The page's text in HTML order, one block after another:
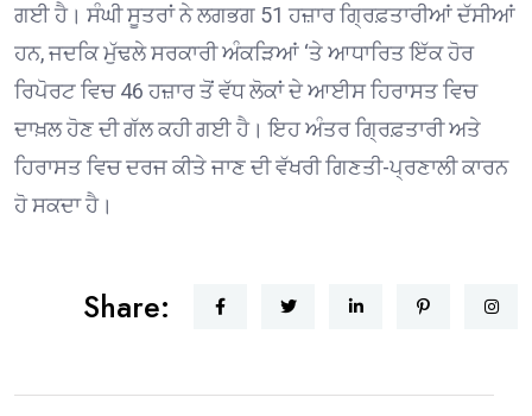
ਗਈ ਹੈ। ਸੰਘੀ ਸੂਤਰਾਂ ਨੇ ਲਗਭਗ 51 ਹਜ਼ਾਰ ਗ੍ਰਿਫ਼ਤਾਰੀਆਂ ਦੱਸੀਆਂ
ਹਨ, ਜਦਕਿ ਮੁੱਢਲੇ ਸਰਕਾਰੀ ਅੰਕੜਿਆਂ ‘ਤੇ ਆਧਾਰਿਤ ਇੱਕ ਹੋਰ
ਰਿਪੋਰਟ ਵਿਚ 46 ਹਜ਼ਾਰ ਤੋਂ ਵੱਧ ਲੋਕਾਂ ਦੇ ਆਈਸ ਹਿਰਾਸਤ ਵਿਚ
ਦਾਖ਼ਲ ਹੋਣ ਦੀ ਗੱਲ ਕਹੀ ਗਈ ਹੈ। ਇਹ ਅੰਤਰ ਗ੍ਰਿਫ਼ਤਾਰੀ ਅਤੇ
ਹਿਰਾਸਤ ਵਿਚ ਦਰਜ ਕੀਤੇ ਜਾਣ ਦੀ ਵੱਖਰੀ ਗਿਣਤੀ-ਪ੍ਰਣਾਲੀ ਕਾਰਨ
ਹੋ ਸਕਦਾ ਹੈ।
Share: